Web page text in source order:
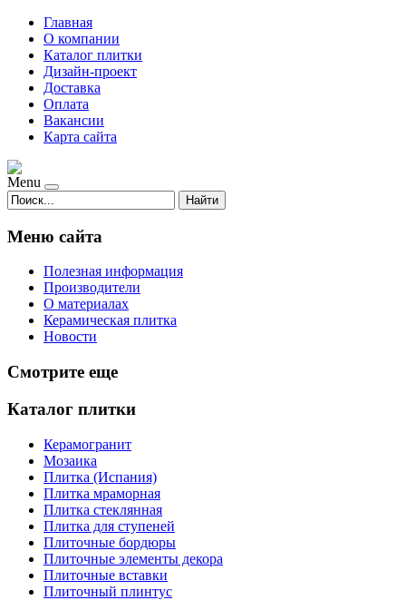
Главная
О компании
Каталог плитки
Дизайн-проект
Доставка
Оплата
Вакансии
Карта сайта
Menu
Найти
Меню сайта
Полезная информация
Производители
О материалах
Керамическая плитка
Новости
Смотрите еще
Каталог плитки
Керамогранит
Мозаика
Плитка (Испания)
Плитка мраморная
Плитка стеклянная
Плитка для ступеней
Плиточные бордюры
Плиточные элементы декора
Плиточные вставки
Плиточный плинтус